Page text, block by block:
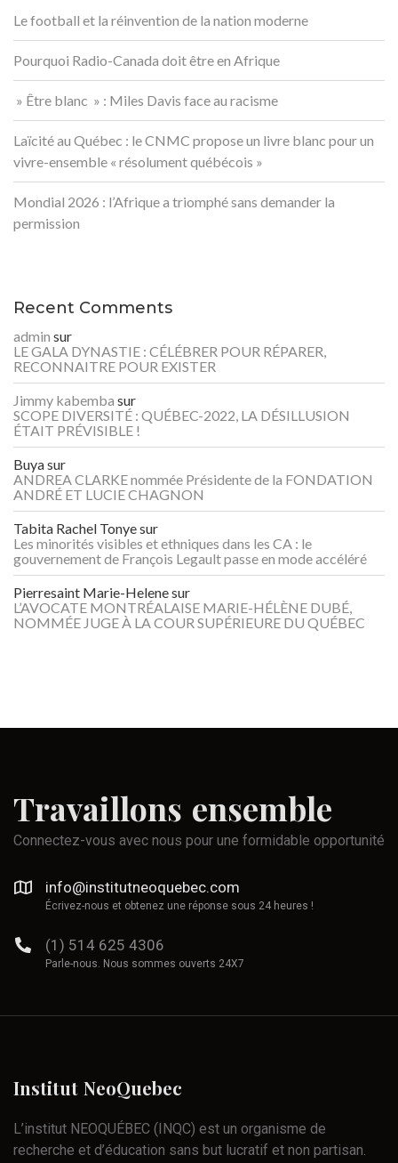
Le football et la réinvention de la nation moderne
Pourquoi Radio-Canada doit être en Afrique
» Être blanc » : Miles Davis face au racisme
Laïcité au Québec : le CNMC propose un livre blanc pour un
vivre-ensemble « résolument québécois »
Mondial 2026 : l’Afrique a triomphé sans demander la
permission
Recent Comments
admin sur
LE GALA DYNASTIE : CÉLÉBRER POUR RÉPARER,
RECONNAITRE POUR EXISTER
Jimmy kabemba sur
SCOPE DIVERSITÉ : QUÉBEC-2022, LA DÉSILLUSION
ÉTAIT PRÉVISIBLE !
Buyasur
ANDREA CLARKE nommée Présidente de la FONDATION
ANDRÉ ET LUCIE CHAGNON
Tabita Rachel Tonyesur
Les minorités visibles et ethniques dans les CA : le
gouvernement de François Legault passe en mode accéléré
Pierresaint Marie-Helenesur
L’AVOCATE MONTRÉALAISE MARIE-HÉLÈNE DUBÉ,
NOMMÉE JUGE À LA COUR SUPÉRIEURE DU QUÉBEC
Travaillons ensemble
Connectez-vous avec nous pour une formidable opportunité
info@institutneoquebec.com
Écrivez-nous et obtenez une réponse sous 24 heures !
(1) 514 625 4306
Parle-nous. Nous sommes ouverts 24X7
Institut NeoQuebec
L’institut NEOQUÉBEC (INQC) est un organisme de
recherche et d’éducation sans but lucratif et non partisan.